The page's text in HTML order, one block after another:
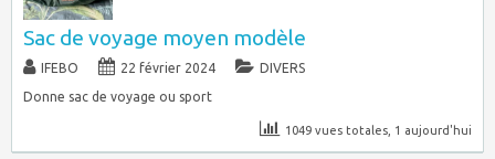
Sac de voyage moyen modèle
IFEBO 22 février 2024
DIVERS
Donne sac de voyage ou sport
1049 vues totales, 1 aujourd'hui